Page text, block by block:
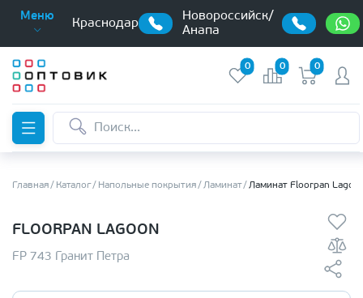
Меню
Краснодар
Новороссийск/
Анапа
0 0 0
Главная Каталог Напольные покрытия Ламинат Ламинат Floorpan
FLOORPAN LAGOON
FP 743 Гранит Петра